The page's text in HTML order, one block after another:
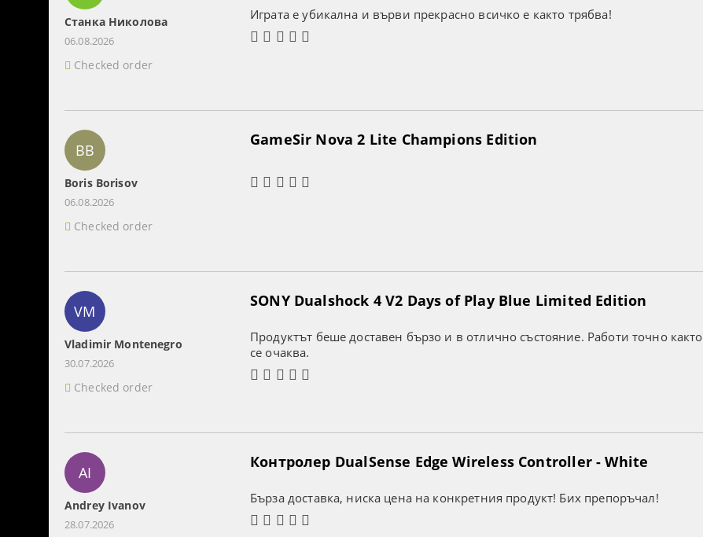
Станка Николова
06.08.2026
Checked order
Играта е убикална и върви прекрасно всичко е както трябва!
BB
Boris Borisov
06.08.2026
Checked order
GameSir Nova 2 Lite Champions Edition
VM
Vladimir Montenegro
30.07.2026
Checked order
SONY Dualshock 4 V2 Days of Play Blue Limited Edition
Продуктът беше доставен бързо и в отлично състояние. Работи точно както
се очаква.
AI
Andrey Ivanov
28.07.2026
Контролер DualSense Edge Wireless Controller - White
Бърза доставка, ниска цена на конкретния продукт! Бих препоръчал!